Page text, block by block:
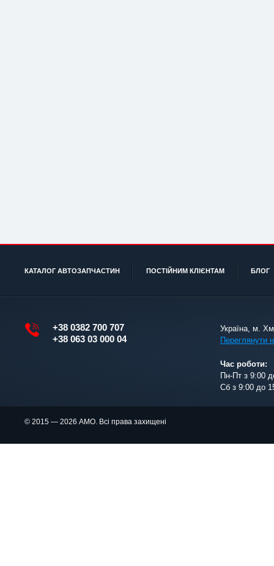
КАТАЛОГ АВТОЗАПЧАСТИН ПОСТІЙНИМ КЛІЄНТАМ БЛОГ
+38 0382 700 707
+38 063 03 000 04
Україна, м.
Переглянути
Час роботи:
Пн-Пт з 9:00
Сб з 9:00 до
© 2015 — 2026 АМО. Всі права захищені